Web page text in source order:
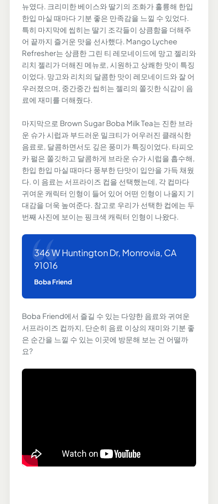
뉴였다. 크리미한 베이스와 딸기의 조화가 훌륭해 한입
한입 마실 때마다 기분 좋은 만족감을 느낄 수 있었다.
특히 마지막에 씹히는 딸기 조각들이 상큼함을 더해주
어 끝까지 즐거운 맛을 선사했다. Mango Lychee
Refresher는 상큼한 그린 티 레모네이드에 망고 젤리와
리치 젤리가 더해진 메뉴로, 시원하고 상쾌한 맛이 특징
이었다. 망고와 리치의 달콤한 맛이 레모네이드와 잘 어
우러졌으며, 중간중간 씹히는 젤리의 쫄깃한 식감이 음
료에 재미를 더해줬다.
마지막으로 Brown Sugar Boba Milk Tea는 진한 브라
운 슈가 시럽과 부드러운 밀크티가 어우러진 클래식한
음료로, 달콤하면서도 깊은 풍미가 특징이었다. 타피오
카 펄은 쫄깃하고 달콤하게 브라운 슈가 시럽을 흡수해,
한입 한입 마실 때마다 풍부한 단맛이 입안을 가득 채웠
다. 이 음료는 서프라이즈 컵을 선택했는데, 각 컵마다
귀여운 캐릭터 인형이 들어 있어 어떤 인형이 나올지 기
대감을 더욱 높여준다. 참고로 우리가 선택한 컵에는 두
번째 사진에 보이는 핑크색 캐릭터 인형이 나왔다.
346 W Huntington Dr, Monrovia, CA
91016
Boba Friend
Boba Friend에서 즐길 수 있는 다양한 음료와 귀여운
서프라이즈 컵까지, 단순히 음료 이상의 재미와 기분 좋
은 순간을 느낄 수 있는 이곳에 방문해 보는 건 어떨까
요?